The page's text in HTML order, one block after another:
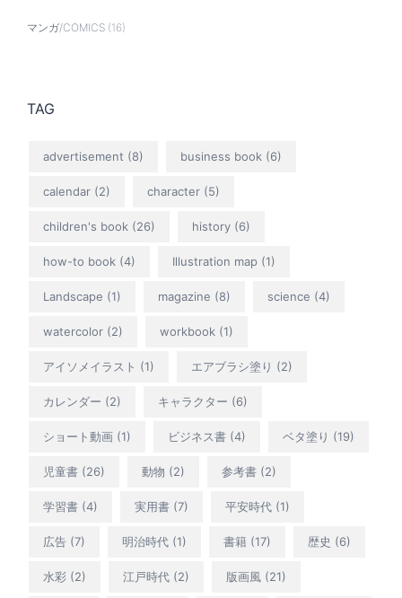
マンガ/COMICS (16)
TAG
advertisement (8) business book (6)
calendar (2) character (5)
children's book (26) history (6)
how-to book (4) Illustration map (1)
Landscape (1) magazine (8) science (4)
watercolor (2) workbook (1)
アイソメイラスト (1) エアブラシ塗り (2)
カレンダー (2) キャラクター (6)
ショート動画 (1) ビジネス書 (4) ベタ塗り (19)
児童書 (26) 動物 (2) 参考書 (2)
学習書 (4) 実用書 (7) 平安時代 (1)
広告 (7) 明治時代 (1) 書籍 (17) 歴史 (6)
水彩 (2) 江戸時代 (2) 版画風 (21)